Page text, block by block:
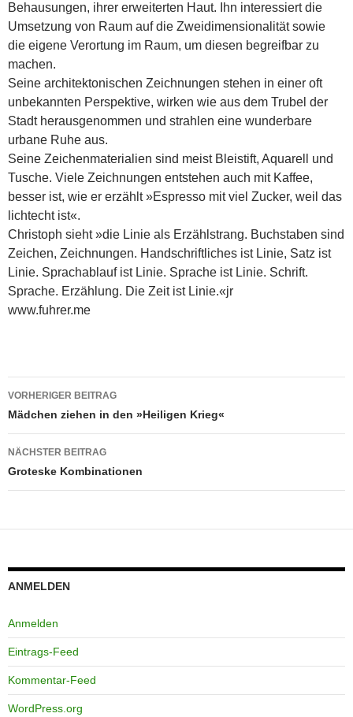
Behausungen, ihrer erweiterten Haut. Ihn interessiert die
Umsetzung von Raum auf die Zweidimensionalität sowie
die eigene Verortung im Raum, um diesen begreifbar zu
machen.
Seine architektonischen Zeichnungen stehen in einer oft
unbekannten Perspektive, wirken wie aus dem Trubel der
Stadt herausgenommen und strahlen eine wunderbare
urbane Ruhe aus.
Seine Zeichenmaterialien sind meist Bleistift, Aquarell und
Tusche. Viele Zeichnungen entstehen auch mit Kaffee,
besser ist, wie er erzählt »Espresso mit viel Zucker, weil das
lichtecht ist«.
Christoph sieht »die Linie als Erzählstrang. Buchstaben sind
Zeichen, Zeichnungen. Handschriftliches ist Linie, Satz ist
Linie. Sprachablauf ist Linie. Sprache ist Linie. Schrift.
Sprache. Erzählung. Die Zeit ist Linie.«jr
www.fuhrer.me
Beitragsnavigation
VORHERIGER BEITRAG
Mädchen ziehen in den »Heiligen Krieg«
NÄCHSTER BEITRAG
Groteske Kombinationen
ANMELDEN
Anmelden
Eintrags-Feed
Kommentar-Feed
WordPress.org